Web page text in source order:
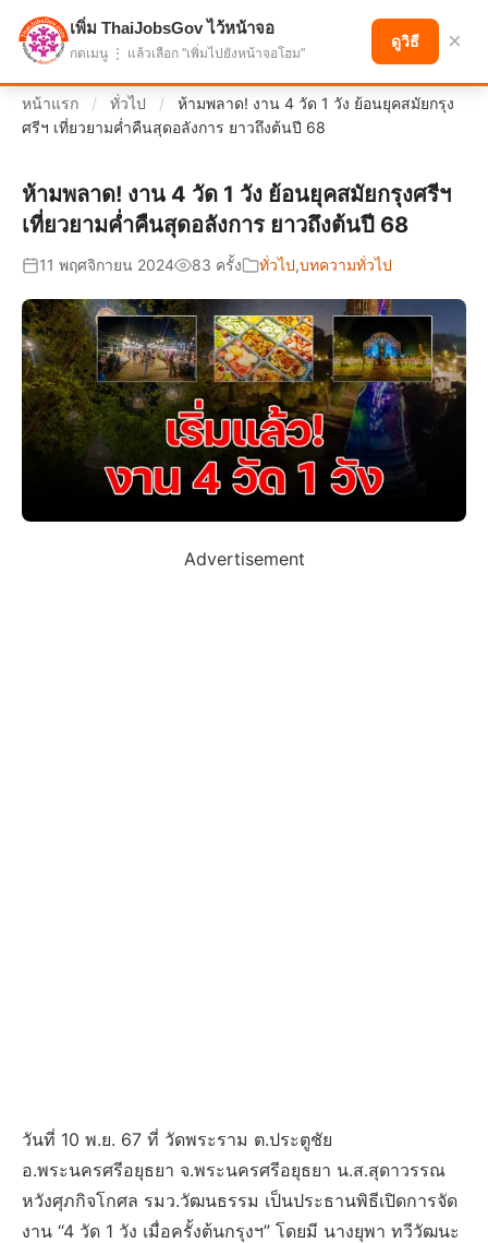
แบ่งปันโอกาส เพื่ออนาคตที่ก้าวหน้า
หน้าแรก / ทั่วไป /
ห้ามพลาด! งาน 4 วัด 1 วัง ย้อนยุคสมัยกรุง
ศรีฯ เที่ยวยามค่ำคืนสุดอลังการ ยาวถึงต้นปี 68
ห้ามพลาด! งาน 4 วัด 1 วัง ย้อนยุคสมัยกรุงศรีฯ
เที่ยวยามค่ำคืนสุดอลังการ ยาวถึงต้นปี 68
11 พฤศจิกายน 2024 83 ครั้ง ทั่วไป,บทความทั่วไป
Advertisement
วันที่ 10 พ.ย. 67 ที่ วัดพระราม ต.ประตูชัย
อ.พระนครศรีอยุธยา จ.พระนครศรีอยุธยา น.ส.สุดาวรรณ
หวังศุภกิจโกศล รมว.วัฒนธรรม เป็นประธานพิธีเปิดการจัด
งาน “4 วัด 1 วัง เมื่อครั้งต้นกรุงฯ” โดยมี นางยุพา ทวีวัฒนะ
เพิ่ม ThaiJobsGov ไว้หน้าจอ
กดเมนู ⋮ แล้วเลือก "เพิ่มไปยังหน้าจอโฮม"
ดูวิธี ×